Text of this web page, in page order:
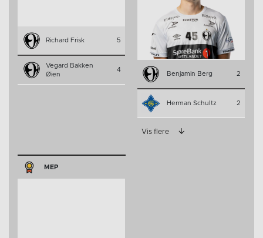
Richard Frisk 5
Vegard Bakken
Øien
4
Benjamin Berg 2
Herman Schultz 2
Vis flere
MEP